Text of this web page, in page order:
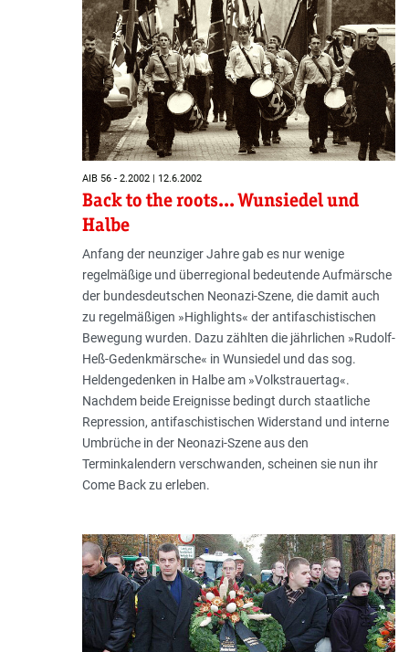
AIB 56 - 2.2002 | 12.6.2002
Back to the roots... Wunsiedel und
Halbe
Anfang der neunziger Jahre gab es nur wenige
regelmäßige und überregional bedeutende Aufmärsche
der bundesdeutschen Neonazi-Szene, die damit auch
zu regelmäßigen »Highlights« der antifaschistischen
Bewegung wurden. Dazu zählten die jährlichen »Rudolf-
Heß-Gedenkmärsche« in Wunsiedel und das sog.
Heldengedenken in Halbe am »Volkstrauertag«.
Nachdem beide Ereignisse bedingt durch staatliche
Repression, antifaschistischen Widerstand und interne
Umbrüche in der Neonazi-Szene aus den
Terminkalendern verschwanden, scheinen sie nun ihr
Come Back zu erleben.